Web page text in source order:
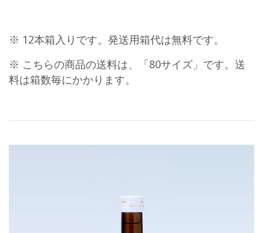
※ 12本箱入りです。発送用箱代は無料です。
※ こちらの商品の送料は、「80サイズ」です。送
料は箱数毎にかかります。